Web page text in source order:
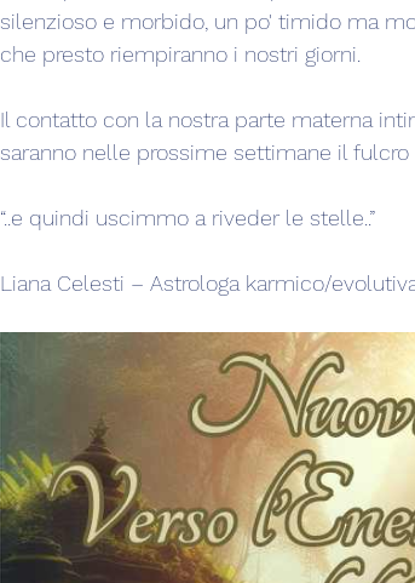
silenzioso e morbido, un po' timido ma
che presto riempiranno i nostri giorni.
Il contatto con la nostra parte materna
saranno nelle prossime settimane il
“..e quindi uscimmo a riveder le stelle..”
Liana Celesti – Astrologa karmico/